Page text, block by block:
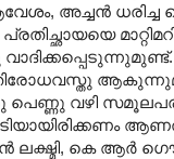
അച്ചൻ
പെണ്ണു വഴി
ലക്ഷ്മി, കെ ആർ